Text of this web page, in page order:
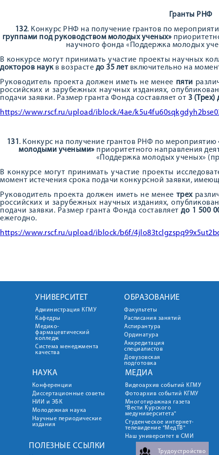
Гранты РНФ
132. Конкурс РНФ на получение грантов по
группами под руководством молодых ученых»
научного фонда «Поддержка молодых
В конкурсе могут принимать участие проекты научных
докторов наукв возрасте до 35 лет включительно на
Руководитель проекта должен иметь не менее пяти
российских и зарубежных научных изданиях,
подачи заявки. Размер гранта Фонда составляет от 3 (Трех)
https://www.rscf.ru/upload/iblock/4ae/
131 . Конкурс на получение грантов РНФ по мероприятию
молодыми учеными» приоритетного направления
«Поддержка молодых ученых»
В конкурсе могут принимать участие проекты
момент истечения срока подачи конкурсной заявки,
Руководитель проекта должен иметь не менее трех
российских и зарубежных научных изданиях,
подачи заявки. Размер гранта Фонда составляетдо 1 500
ежегодно.
https://www.rscf.ru/upload/iblock/b6f/
УНИВЕРСИТЕТ
Администрация КГМУ
Кафедры
Медико-
фармацевтический
колледж
Система менеджмента
качества
ОБРАЗОВАНИЕ
Факультеты
Расписания занятий
Аспирантура
Ординатура
Аккредитация
специалистов
Довузовская
подготовка
НАУКА
Конференции
Диссертационные советы
НИИ и ЭБК
Молодежная наука
Научные периодические
издания
МЕДИА
Видеоархив событий КГМУ
Фотоархив событий КГМУ
Многотиражная газета
"Вести Курского
медуниверситета"
Студенческое интернет-
телевидение "МедТВ"
Наш университет в СМИ
ПОЛЕЗНЫЕ ССЫЛКИ
Трудоустройство